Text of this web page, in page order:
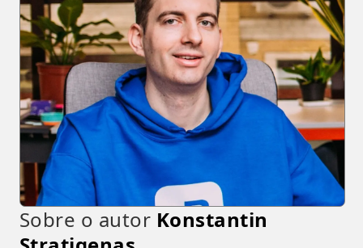
Sobre o autor Konstantin